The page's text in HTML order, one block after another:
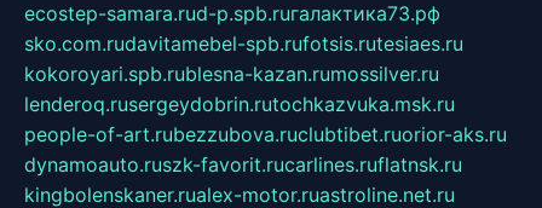
ecostep-samara.rud-p.spb.ruгалактика73.рф
sko.com.rudavitamebel-spb.rufotsis.rutesiaes.ru
kokoroyari.spb.rublesna-kazan.rumossilver.ru
lenderoq.rusergeydobrin.rutochkazvuka.msk.ru
people-of-art.rubezzubova.ruclubtibet.ruorior-aks.ru
dynamoauto.ruszk-favorit.rucarlines.ruflatnsk.ru
kingbolenskaner.rualex-motor.ruastroline.net.ru